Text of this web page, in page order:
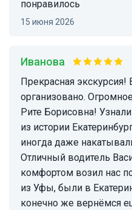
понравилось
15 июня 2026
Иванова
Прекрасная экскурсия! Все очень хорошо
организовано.
Рите Борисовна!
из истории
иногда даже
Отличный водитель
комфортом возил нас
из Уфы, были в
конечно же вернёмся